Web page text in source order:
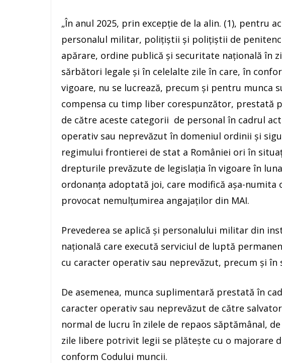
„În anul 2025, prin excepţie de la alin. (1), pentru
personalul militar, poliţiştii şi poliţiştii de
apărare, ordine publică şi securitate naţională în
sărbători legale şi în celelalte zile în care, în
vigoare, nu se lucrează, precum şi pentru munca
compensa cu timp liber corespunzător, prestată
de către aceste categorii de personal în cadrul
operativ sau neprevăzut în domeniul ordinii şi
regimului frontierei de stat a României ori în
drepturile prevăzute de legislaţia în vigoare în
ordonanţa adoptată joi, care modifică aşa-numita
provocat nemulţumirea angajaţilor din MAI.
Prevederea se aplică şi personalului militar din
naţională care execută serviciul de luptă
cu caracter operativ sau neprevăzut, precum şi în
De asemenea, munca suplimentară prestată în
caracter operativ sau neprevăzut de către
normal de lucru în zilele de repaos săptămânal,
zile libere potrivit legii se plăteşte cu o majorare
conform Codului muncii.